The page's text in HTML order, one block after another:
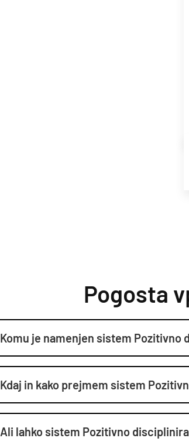
Pogosta
Komu je namenjen sistem Pozitivno
Kdaj in kako prejmem sistem
Ali lahko sistem Pozitivno